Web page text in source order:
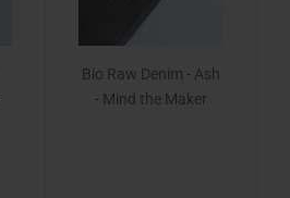
Bio Raw Denim - Ash
- Mind the Maker